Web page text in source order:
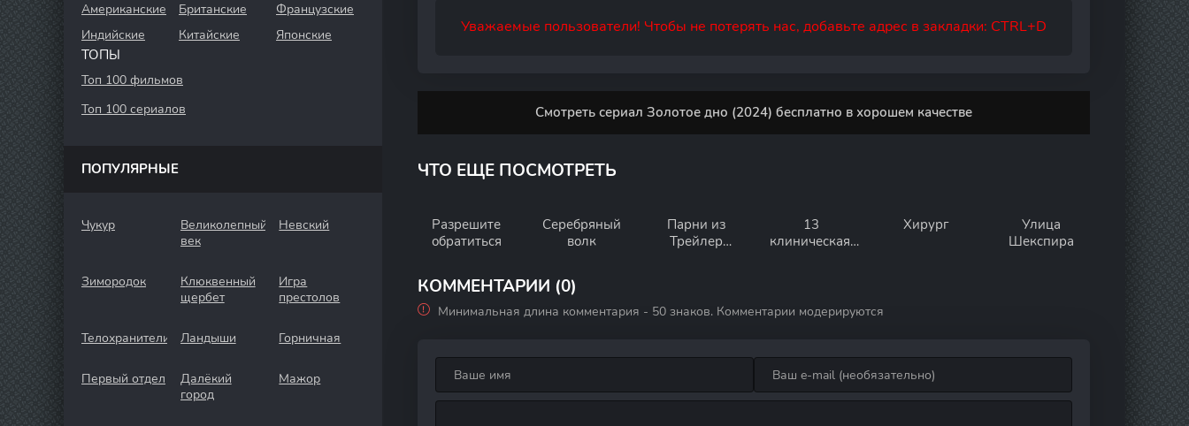
Уважаемые пользователи! Чтобы не потерять нас, добавьте адрес в закладки: CTRL+D
Смотреть сериал Золотое дно (2024) бесплатно в хорошем качестве
ЧТО ЕЩЕ ПОСМОТРЕТЬ
Разрешите
обратиться
Серебряный
волк
Парни из
Трейлер
13
клиническая.
Хирург
Улица
Шекспира
КОММЕНТАРИИ (0)
Минимальная длина комментария - 50 знаков. Комментарии модерируются
Американские
Британские
Французские
Индийские
Китайские Японские
ТОПЫ
Топ 100 фильмов
Топ 100 сериалов
ПОПУЛЯРНЫЕ
Чукур
Великолепный
век
Невский
Зимородок
Клюквенный
щербет
Игра
престолов
Телохранители Ландыши Горничная
Первый отдел
Далёкий
город
Мажор